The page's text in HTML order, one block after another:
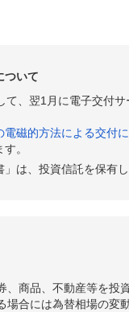
ついて
て、翌1月に電子交付
電磁的方法による交付
。
」は、投資信託を保有
、商品、不動産等を
場合には為替相場の